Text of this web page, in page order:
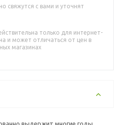
свяжутся с вами и уточнят
только для интернет-
и может отличаться от цен в
магазинах
выдержит многие годы